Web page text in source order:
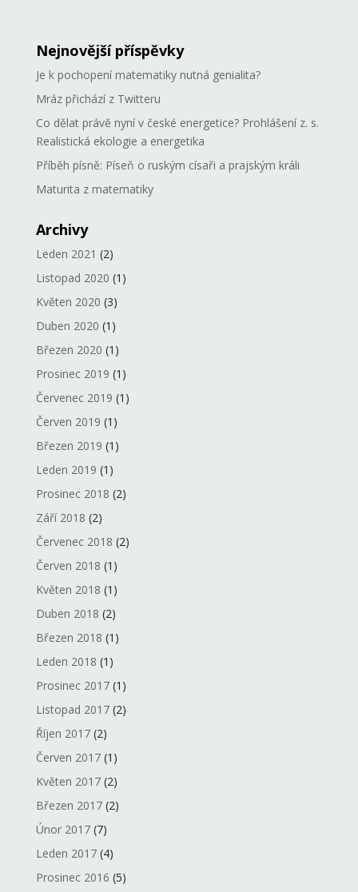
Nejnovější příspěvky
Je k pochopení matematiky nutná genialita?
Mráz přichází z Twitteru
Co dělat právě nyní v české energetice? Prohlášení z. s.
Realistická ekologie a energetika
Příběh písně: Píseň o ruským císaři a prajským králi
Maturita z matematiky
Archivy
Leden 2021 (2)
Listopad 2020 (1)
Květen 2020 (3)
Duben 2020 (1)
Březen 2020 (1)
Prosinec 2019 (1)
Červenec 2019 (1)
Červen 2019 (1)
Březen 2019 (1)
Leden 2019 (1)
Prosinec 2018 (2)
Září 2018 (2)
Červenec 2018 (2)
Červen 2018 (1)
Květen 2018 (1)
Duben 2018 (2)
Březen 2018 (1)
Leden 2018 (1)
Prosinec 2017(1)
Listopad 2017(2)
Říjen 2017(2)
Červen 2017(1)
Květen 2017(2)
Březen 2017(2)
Únor 2017(7)
Leden 2017(4)
Prosinec 2016 (5)